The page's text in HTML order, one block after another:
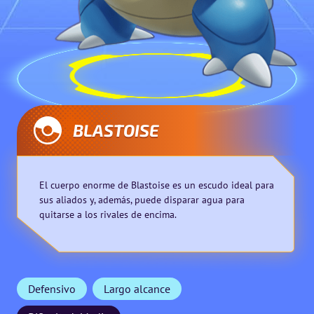
BLASTOISE
El cuerpo enorme de Blastoise es un escudo ideal para
sus aliados y, además, puede disparar agua para
quitarse a los rivales de encima.
Defensivo
Largo alcance